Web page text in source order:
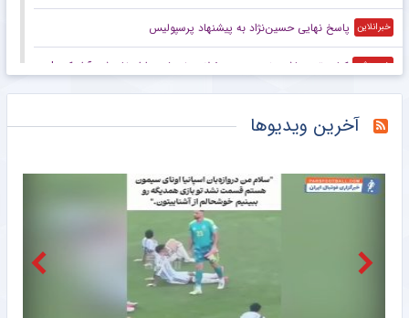
خبرانلاین پاسخ نهایی حسین‌نژاد به پیشنهاد پرسپولیس
خبرورزشی کنایه تند هاشمی‌نسب به مسئولان؛ خرمشهر را از خاموشی آزاد کنید! +عکس
از همه تیم‌های بالای جدول پیشنهاد داشتم اما ترجیح دادم لژیونر شوم
خبرورزشی معمای جاسوس پرسپولیس پیچیده‌تر شد؛ تهدیدهای تارتار هم درز کرد!
هزینه باورنکردنی تیم‌های غیرفوتبالی استقلال
مشرق نیوز دنیس درگاهی: دوست داشتم در جام جهانی بازی کنم/ مربی گفت برابر بلژیک دفاعی بازی کنید
دبیر: ایمان، سوخت قهرمانان کشتی است / اگر احمد محمدنژاد وزن کم نکند، از اردو اخراج می‌شود + فیلم
آخرین ویدیوها